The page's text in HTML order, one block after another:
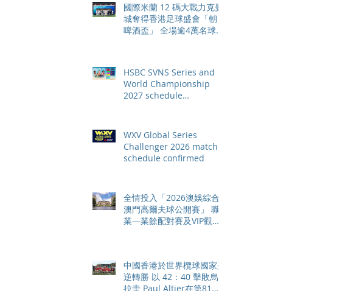
國際米蘭 12 碼大戰力克曼
城奪得香港足球盛會「朝日
啤酒盃」 全場逾4萬名球迷
HSBC SVNS Series and
World Championship
2027 schedule
pace
WXV Global Series
Challenger 2026 match
schedule confirmed
全情投入「2026澳娛綜合
澳門高爾夫球公開賽」 職
業—業餘配對賽及VIP觀賽
中國香港於世界欖球國家盃
逆轉勝 以 42：40 擊敗烏
拉圭 Paul Altier在第81分